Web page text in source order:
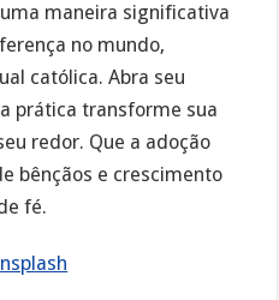
maneira significativa
no mundo,
católica. Abra seu
prática transforme sua
redor. Que a adoção
bênçãos e crescimento
fé.